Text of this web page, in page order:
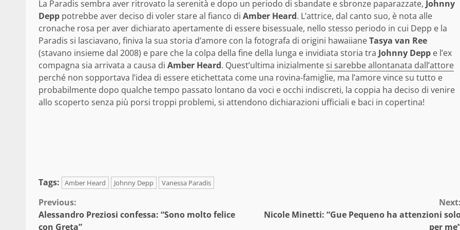
La Paradis sembra aver ritrovato la serenità e dopo un periodo di sbandate e sbronze paparazzate, Johnny
Depp potrebbe aver deciso di voler stare al fianco di Amber Heard. L’attrice, dal canto suo, è nota alle
cronache rosa per aver dichiarato apertamente di essere bisessuale, nello stesso periodo in cui Depp e la
Paradis si lasciavano, finiva la sua storia d’amore con la fotografa di origini hawaiianeTasya van Ree
(stavano insieme dal 2008) e pare che la colpa della fine della lunga e invidiata storia tra Johnny Depp e l’ex
compagna sia arrivata a causa di Amber Heard. Quest’ultima inizialmentesi sarebbe allontanata dall’attore
perché non sopportava l’idea di essere etichettata come una rovina-famiglie, ma l’amore vince su tutto e
probabilmente dopo qualche tempo passato lontano da voci e occhi indiscreti, la coppia ha deciso di venire
allo scoperto senza più porsi troppi problemi, si attendono dichiarazioni ufficiali e baci in copertina!
Tags: Amber Heard Johnny Depp Vanessa Paradis
Continue
Reading
Previous:
Alessandro Preziosi confessa: “Sono molto felice
con Greta”
Next:
Nicole Minetti: “Gue Pequeno ha attenzioni
per